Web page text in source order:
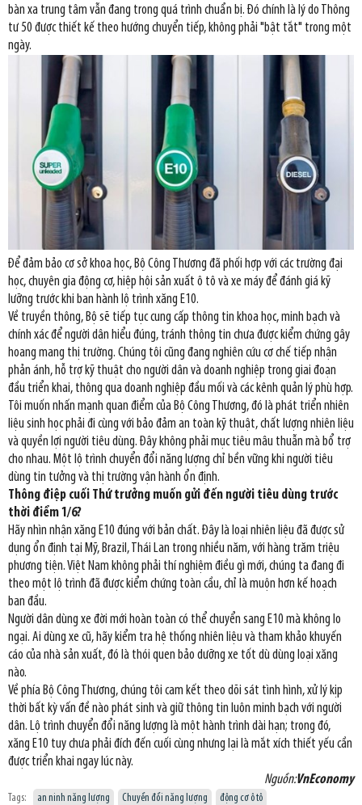
bàn xa trung tâm vẫn đang trong quá trình chuẩn bị. Đó chính là lý do Thông
tư 50 được thiết kế theo hướng chuyển tiếp, không phải "bật tắt" trong một
ngày.
Để đảm bảo cơ sở khoa học, Bộ Công Thương đã phối hợp với các trường đại
học, chuyên gia động cơ, hiệp hội sản xuất ô tô và xe máy để đánh giá kỹ
lưỡng trước khi ban hành lộ trình xăng E10.
Về truyền thông, Bộ sẽ tiếp tục cung cấp thông tin khoa học, minh bạch và
chính xác để người dân hiểu đúng, tránh thông tin chưa được kiểm chứng gây
hoang mang thị trường. Chúng tôi cũng đang nghiên cứu cơ chế tiếp nhận
phản ánh, hỗ trợ kỹ thuật cho người dân và doanh nghiệp trong giai đoạn
đầu triển khai, thông qua doanh nghiệp đầu mối và các kênh quản lý phù hợp.
Tôi muốn nhấn mạnh quan điểm của Bộ Công Thương, đó là phát triển nhiên
liệu sinh học phải đi cùng với bảo đảm an toàn kỹ thuật, chất lượng nhiên liệu
và quyền lợi người tiêu dùng. Đây không phải mục tiêu mâu thuẫn mà bổ trợ
cho nhau. Một lộ trình chuyển đổi năng lượng chỉ bền vững khi người tiêu
dùng tin tưởng và thị trường vận hành ổn định.
Thông điệp cuối Thứ trưởng muốn gửi đến người tiêu dùng trước
thời điểm 1/6?
Hãy nhìn nhận xăng E10 đúng với bản chất. Đây là loại nhiên liệu đã được sử
dụng ổn định tại Mỹ, Brazil, Thái Lan trong nhiều năm, với hàng trăm triệu
phương tiện. Việt Nam không phải thí nghiệm điều gì mới, chúng ta đang đi
theo một lộ trình đã được kiểm chứng toàn cầu, chỉ là muộn hơn kế hoạch
ban đầu.
Người dân dùng xe đời mới hoàn toàn có thể chuyển sang E10 mà không lo
ngại. Ai dùng xe cũ, hãy kiểm tra hệ thống nhiên liệu và tham khảo khuyến
cáo của nhà sản xuất, đó là thói quen bảo dưỡng xe tốt dù dùng loại xăng
nào.
Về phía Bộ Công Thương, chúng tôi cam kết theo dõi sát tình hình, xử lý kịp
thời bất kỳ vấn đề nào phát sinh và giữ thông tin luôn minh bạch với người
dân. Lộ trình chuyển đổi năng lượng là một hành trình dài hạn; trong đó,
xăng E10 tuy chưa phải đích đến cuối cùng nhưng lại là mắt xích thiết yếu cần
được triển khai ngay lúc này.
Nguồn:VnEconomy
Tags: an ninh năng lượng Chuyển đổi năng lượng
động cơ ô tô